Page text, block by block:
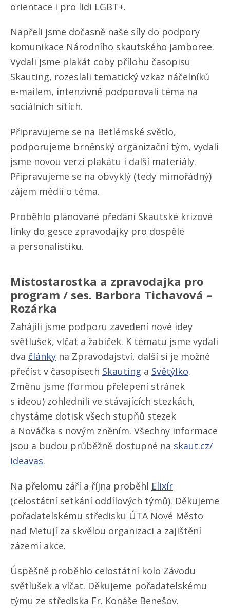
orientace i pro lidi LGBT+.
Napřeli jsme dočasně naše síly do podpory
komunikace Národního skautského jamboree.
Vydali jsme plakát coby přílohu časopisu
Skauting, rozeslali tematický vzkaz náčelníků
e-mailem, intenzivně podporovali téma na
sociálních sítích.
Připravujeme se na Betlémské světlo,
podporujeme brněnský organizační tým, vydali
jsme novou verzi plakátu i další materiály.
Připravujeme se na obvyklý (tedy mimořádný)
zájem médií o téma.
Proběhlo plánované předání Skautské krizové
linky do gesce zpravodajky pro dospělé
a personalistiku.
Místostarostka a zpravodajka pro
program / ses. Barbora Tichavová –
Rozárka
Zahájili jsme podporu zavedení nové idey
světlušek, vlčat a žabiček. K tématu jsme vydali
dva články na Zpravodajství, další si je možné
přečíst v časopisech Skauting a Světýlko.
Změnu jsme (formou přelepení stránek
s ideou) zohlednili ve stávajících stezkách,
chystáme dotisk všech stupňů stezek
a Nováčka s novým zněním. Všechny informace
jsou a budou průběžně dostupné na skaut.cz/​
ideavas.
Na přelomu září a října proběhl Elixír
(celostátní setkání oddílových týmů). Děkujeme
pořadatelskému středisku ÚTA Nové Město
nad Metují za skvělou organizaci a zajištění
zázemí akce.
Úspěšně proběhlo celostátní kolo Závodu
světlušek a vlčat. Děkujeme pořadatelskému
týmu ze střediska Fr. Konáše Benešov.